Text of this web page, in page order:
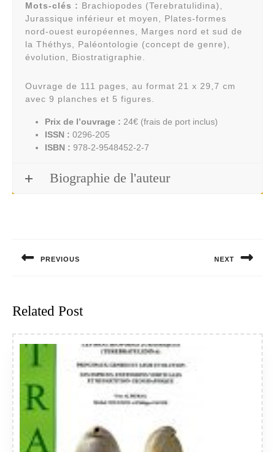
Mots-clés : Brachiopodes (Terebratulidina),
Jurassique inférieur et moyen, Plates-formes
nord-ouest européennes, Marges nord et sud de
la Théthys, Paléontologie (concept de genre),
évolution, Biostratigraphie.
Ouvrage de 111 pages, au format 21 x 29,7 cm
avec 9 planches et 5 figures.
Prix de l’ouvrage : 24€ (frais de port inclus)
ISSN : 0296-205
ISBN : 978-2-9548452-2-7
Biographie de l'auteur
l’articlePREVIOUS NEXT
Related Post